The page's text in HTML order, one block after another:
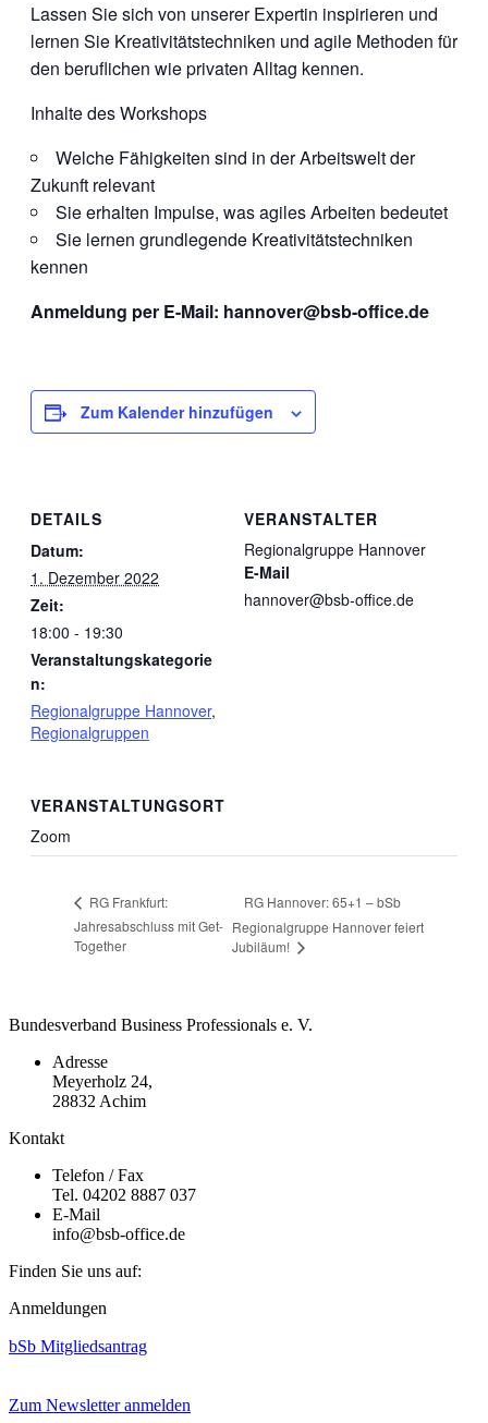
Lassen Sie sich von unserer Expertin inspirieren und
lernen Sie Kreativitätstechniken und agile Methoden für
den beruflichen wie privaten Alltag kennen.
Inhalte des Workshops
Welche Fähigkeiten sind in der Arbeitswelt der
Zukunft relevant
Sie erhalten Impulse, was agiles Arbeiten bedeutet
Sie lernen grundlegende Kreativitätstechniken
kennen
Anmeldung per E-Mail: hannover@bsb-office.de
Zum Kalender hinzufügen
DETAILS
Datum:
1. Dezember 2022
Zeit:
18:00 - 19:30
Veranstaltungskategorie
n:
Regionalgruppe Hannover,
Regionalgruppen
VERANSTALTER
Regionalgruppe Hannover
E-Mail
hannover@bsb-office.de
VERANSTALTUNGSORT
Zoom
RG Frankfurt:
Jahresabschluss mit Get-
Together
RG Hannover: 65+1 – bSb
Regionalgruppe Hannover feiert
Jubiläum!
Bundesverband Business Professionals e. V.
Adresse
Meyerholz 24,
28832 Achim
Kontakt
Telefon / Fax
Tel. 04202 8887 037
E-Mail
info@bsb-office.de
Finden Sie uns auf:
Facebook
opens
window
Linkedin
opens
window
Instagram
opens
window
Anmeldungen
bSb Mitgliedsantrag
Zum Newsletter anmelden